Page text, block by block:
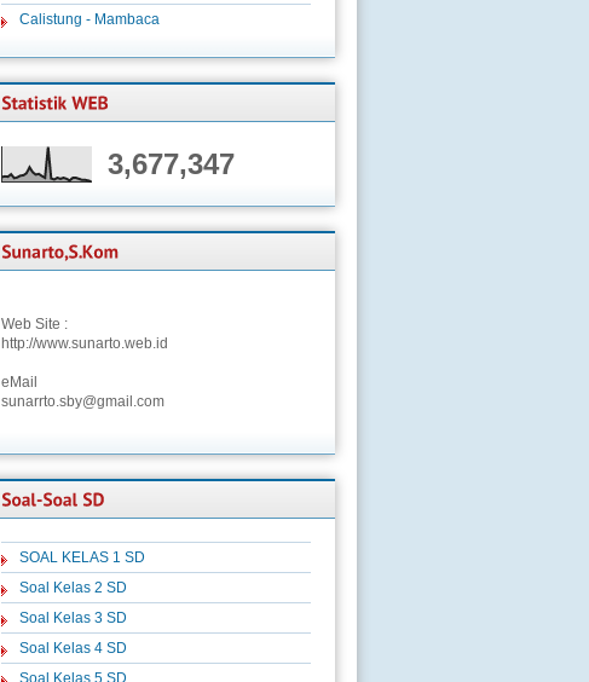
Calistung - Mambaca
3,677,347
Web Site :
http://www.sunarto.web.id
eMail
sunarrto.sby@gmail.com
SOAL KELAS 1 SD
Soal Kelas 2 SD
Soal Kelas 3 SD
Soal Kelas 4 SD